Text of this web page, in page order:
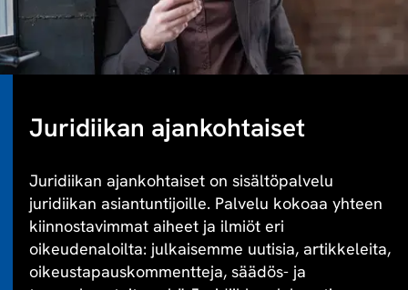
Juridiikan ajankohtaiset
Juridiikan ajankohtaiset on sisältöpalvelu
juridiikan asiantuntijoille. Palvelu kokoaa yhteen
kiinnostavimmat aiheet ja ilmiöt eri
oikeudenaloilta: julkaisemme uutisia, artikkeleita,
oikeustapauskommentteja, säädös- ja